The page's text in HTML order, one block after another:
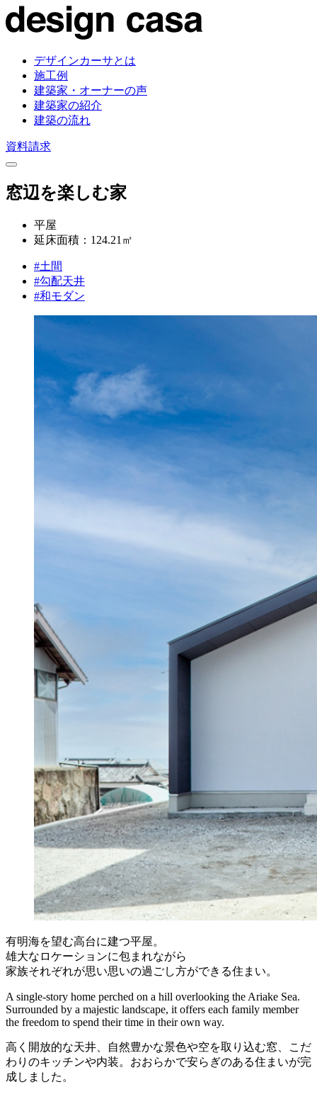
デザインカーサとは
施工例
建築家・オーナーの声
建築家の紹介
建築の流れ
資料請求
窓辺を楽しむ家
平屋
延床面積：124.21㎡
#土間
#勾配天井
#和モダン
有明海を望む高台に建つ平屋。
雄大なロケーションに包まれながら
家族それぞれが思い思いの過ごし方ができる住まい。
A single-story home perched on a hill overlooking the Ariake Sea.
Surrounded by a majestic landscape, it offers each family member
the freedom to spend their time in their own way.
高く開放的な天井、自然豊かな景色や空を取り込む窓、こだ
わりのキッチンや内装。おおらかで安らぎのある住まいが完
成しました。